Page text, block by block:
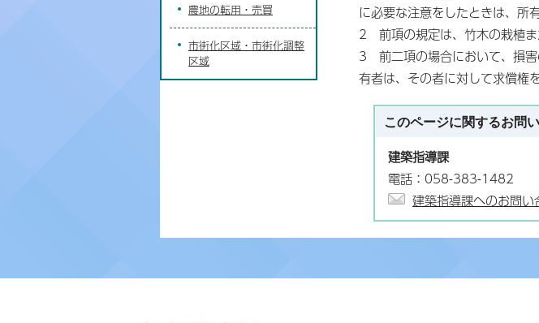
に必要な注意をしたときは、所
2 前項の規定は、竹木の栽植ま
3 前二項の場合において、損害
有者は、その者に対して求償権
このページに関するお問
建築指導課
電話：058-383-1482
建築指導課へのお問い
農地の転用・売買
市街化区域・市街化調整
区域